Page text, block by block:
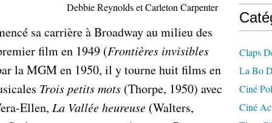
Debbie Reynolds et Carleton Carpenter
sa carrière à Broadway au milieu des
film en 1949 (Frontières invisibles
la MGM en 1950, il y tourne huit films en
Trois petits mots (Thorpe, 1950) avec
Ellen, La Vallée heureuse (Walters,
Claps
La Bo
Ciné
Ciné